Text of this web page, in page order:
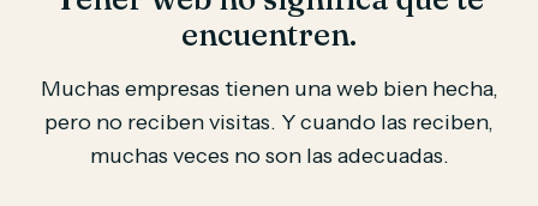
encuentren.
Muchas empresas tienen una web bien hecha,
pero no reciben visitas. Y cuando las reciben,
muchas veces no son las adecuadas.